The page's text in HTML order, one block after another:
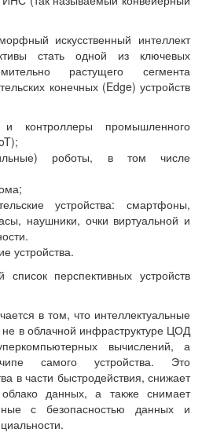
искусственный интеллект
стать одной из ключевых
растущего сегмента
конечных (Edge) устройств
контроллеры промышленного
роботы, в том числе
устройства: смартфоны,
наушники, очки виртуальной и
устройства.
перспективных устройств
в том, что интеллектуальные
в облачной инфраструктуре ЦОД
вычислений, а
самого устройства. Это
в части быстродействия, снижает
данных, а также снимает
с безопасностью данных и